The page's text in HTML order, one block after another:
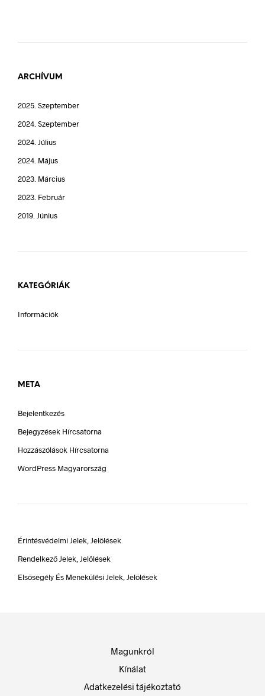
ARCHÍVUM
2025. Szeptember
2024. Szeptember
2024. Július
2024. Május
2023. Március
2023. Február
2019. Június
KATEGÓRIÁK
Információk
META
Bejelentkezés
Bejegyzések Hírcsatorna
Hozzászólások Hírcsatorna
WordPress Magyarország
Érintésvédelmi Jelek, Jelölések
Rendelkező Jelek, Jelölések
Elsősegély És Menekülési Jelek, Jelölések
Magunkról
Kínálat
Adatkezelési tájékoztató